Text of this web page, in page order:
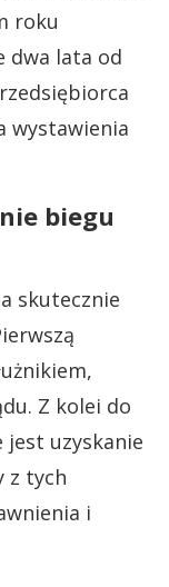
roku
dwa lata od
wystawienia
biegu
skutecznie
Z kolei do
jest uzyskanie
z tych
i